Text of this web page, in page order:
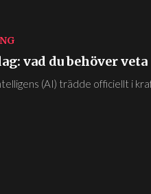
vad du behöver veta
(AI) trädde officiellt i